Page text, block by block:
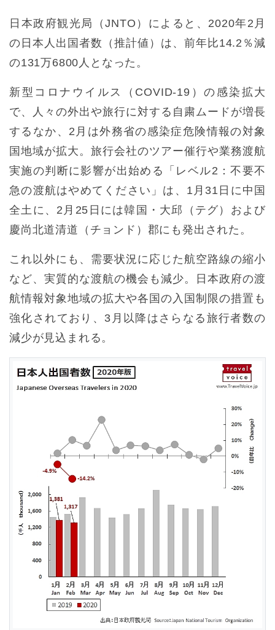
日本政府観光局（JNTO）によると、2020年2月
の日本人出国者数（推計値）は、前年比14.2％減
の131万6800人となった。
新型コロナウイルス（COVID-19）の感染拡大
で、人々の外出や旅行に対する自粛ムードが増長
するなか、2月は外務省の感染症危険情報の対象
国地域が拡大。旅行会社のツアー催行や業務渡航
実施の判断に影響が出始める「レベル2：不要不
急の渡航はやめてください」は、1月31日に中国
全土に、2月25日には韓国・大邱（テグ）および
慶尚北道清道（チョンド）郡にも発出された。
これ以外にも、需要状況に応じた航空路線の縮小
など、実質的な渡航の機会も減少。日本政府の渡
航情報対象地域の拡大や各国の入国制限の措置も
強化されており、3月以降はさらなる旅行者数の
減少が見込まれる。